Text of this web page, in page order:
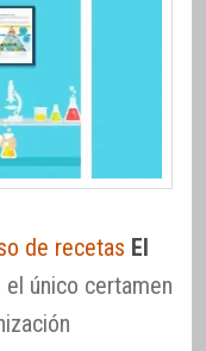
de recetas El
único certamen